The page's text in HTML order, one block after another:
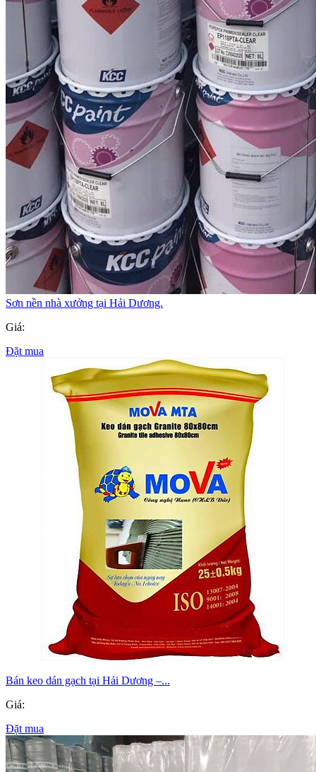
Sơn nền nhà xưởng tại Hải Dương.
Giá:
Đặt mua
Bán keo dán gạch tại Hải Dương –...
Giá:
Đặt mua